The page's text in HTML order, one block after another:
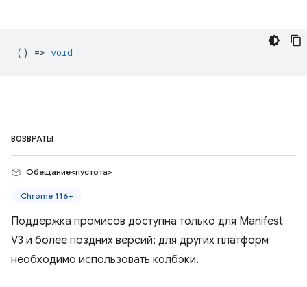
() => void
ВОЗВРАТЫ
Обещание<пустота>
Chrome 116+
Поддержка промисов доступна только для Manifest
V3 и более поздних версий; для других платформ
необходимо использовать колбэки.